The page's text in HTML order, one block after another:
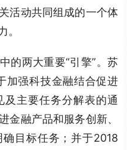
活动共同组成的一个体
。
的两大重要“引擎”。苏
加强科技金融结合促进
主要任务分解表的通
金融产品和服务创新、
目标任务；并于2018